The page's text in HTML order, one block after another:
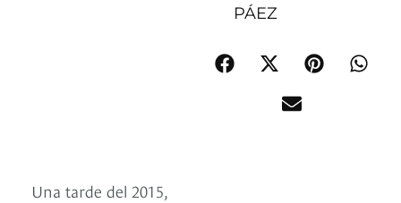
PÁEZ
Una tarde del 2015,